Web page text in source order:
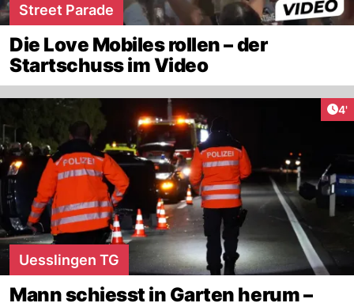
Street Parade
Die Love Mobiles rollen – der
Startschuss im Video
4'
Uesslingen TG
Mann schiesst in Garten herum –